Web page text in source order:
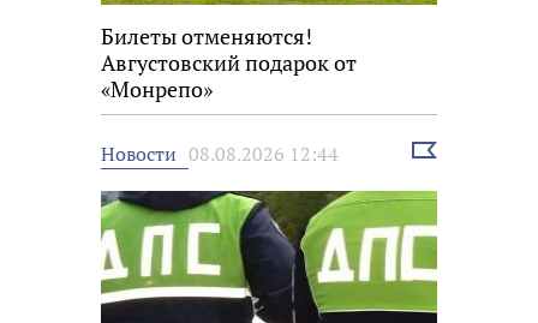
Билеты отменяются!
Августовский подарок от
«Монрепо»
Новости 08.08.2026 12:44
Выбрать